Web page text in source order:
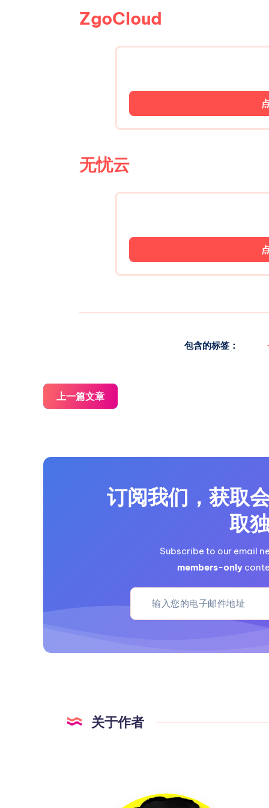
ZgoCloud
无忧云
包含的标签：
上一篇文章
订阅我们，获取
取
Subscribe to our email
members-only
关于作者